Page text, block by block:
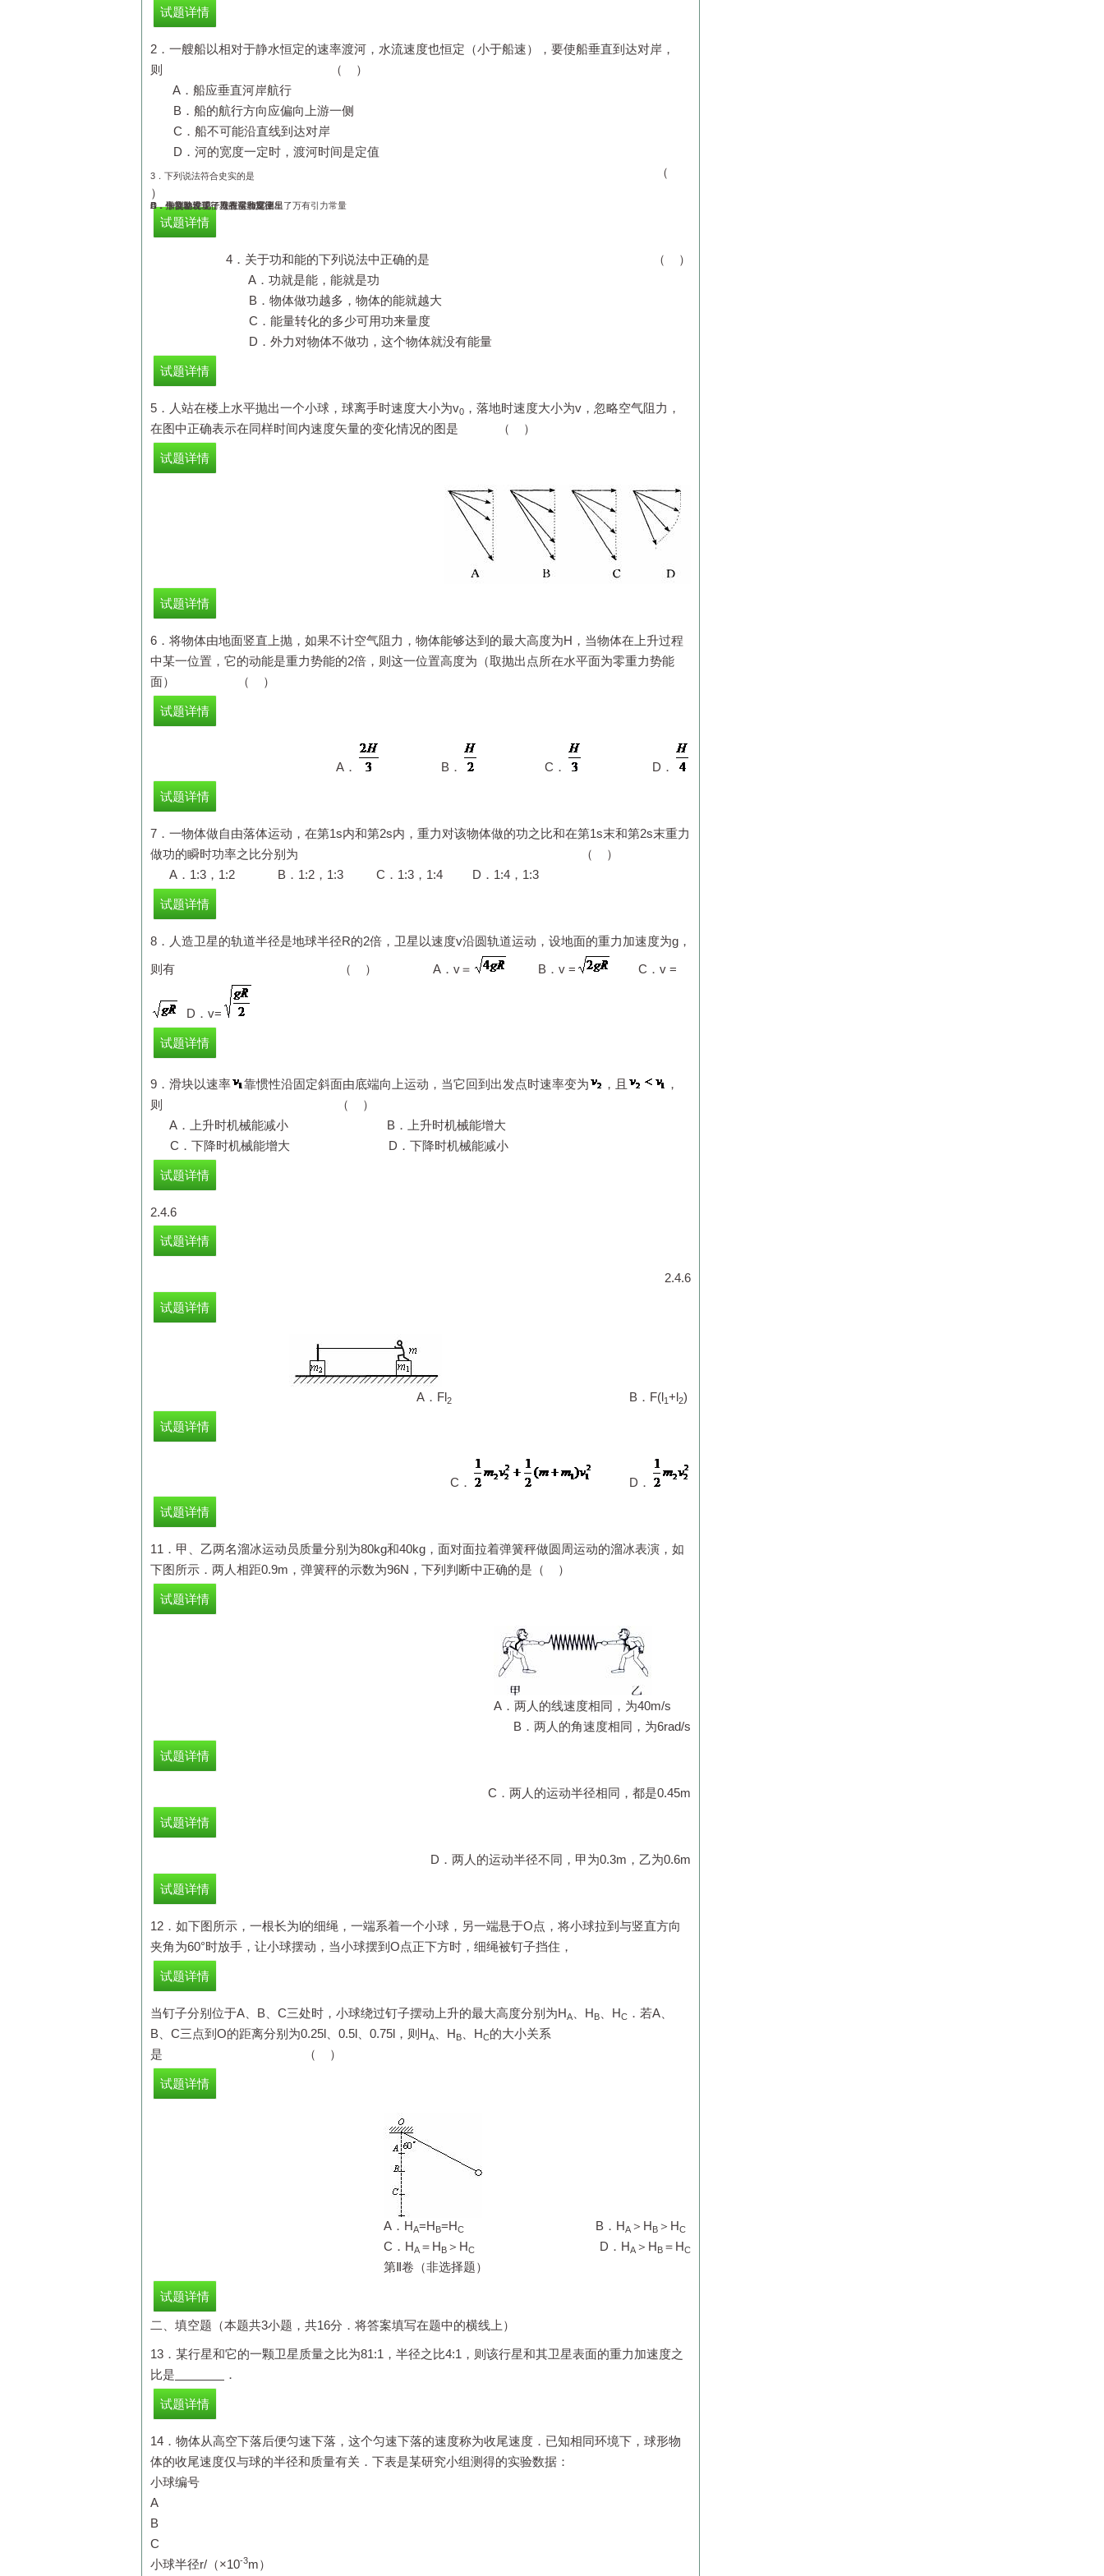
试题详情
2．一艘船以相对于静水恒定的速率渡河，水流速度也恒定（小于船速），要使船垂直到达对岸，
则 （ ）
A．船应垂直河岸航行
B．船的航行方向应偏向上游一侧
C．船不可能沿直线到达对岸
D．河的宽度一定时，渡河时间是定值
3 ．下列说法符合史实的是
（
）
A．牛顿发现了行星的运动规律
B．开普勒发现了万有引力定律
C．伽利略发现了海王星和冥王星
D．卡文迪许第一次在实验室测出了万有引力常量
试题详情
4．关于功和能的下列说法中正确的是 （ ）
A．功就是能，能就是功
B．物体做功越多，物体的能就越大
C．能量转化的多少可用功来量度
D．外力对物体不做功，这个物体就没有能量
试题详情
5．人站在楼上水平抛出一个小球，球离手时速度大小为v0 ，落地时速度大小为v，忽略空气阻力，
在图中正确表示在同样时间内速度矢量的变化情况的图是 （ ）
试题详情
试题详情
6．将物体由地面竖直上抛，如果不计空气阻力，物体能够达到的最大高度为H，当物体在上升过程
中某一位置，它的动能是重力势能的2倍，则这一位置高度为（取抛出点所在水平面为零重力势能
面） （ ）
试题详情
A． B． C． D．
试题详情
7．一物体做自由落体运动，在第1s内和第2s内，重力对该物体做的功之比和在第1s末和第2s末重力
做功的瞬时功率之比分别为 （ ）
A．1:3，1:2 B．1:2，1:3 C．1:3，1:4 D．1:4，1:3
试题详情
8．人造卫星的轨道半径是地球半径R的2倍，卫星以速度v沿圆轨道运动，设地面的重力加速度为g ，
则有 （ ） A． v＝ B． v = C． v =
D． v=
试题详情
9．滑块以速率 靠惯性沿固定斜面由底端向上运动，当它回到出发点时速率变为 ，且
，
则 （ ）
A．上升时机械能减小 B．上升时机械能增大
C．下降时机械能增大 D．下降时机械能减小
试题详情
2.4.6
试题详情
2.4.6
试题详情
A．Fl2 B．F(l1+l2)
试题详情
C． D．
试题详情
11．甲、乙两名溜冰运动员质量分别为80kg和40kg ，面对面拉着弹簧秤做圆周运动的溜冰表演，如
下图所示．两人相距0.9m ，弹簧秤的示数为96N，下列判断中正确的是（ ）
试题详情
A．两人的线速度相同，为40m/s
B．两人的角速度相同，为6rad/s
试题详情
C．两人的运动半径相同，都是0.45m
试题详情
D．两人的运动半径不同，甲为0.3m ，乙为0.6m
试题详情
12．如下图所示，一根长为l的细绳，一端系着一个小球，另一端悬于O点，将小球拉到与竖直方向
夹角为60°时放手，让小球摆动，当小球摆到 O点正下方时，细绳被钉子挡住，
试题详情
当钉子分别位于A B C三处时，小球绕过钉子摆动上升的最大高度分别为HA HB HC ．若A
B
C三点到 O的距离分别为0.25l 0.5l 0.75l ，则 HA HB HC的大小关系
是 （ ）
试题详情
A． HA=HB=HC B． HA ＞ HB ＞ HC
C． HA ＝ HB ＞ HC D． HA ＞ HB ＝ HC
第Ⅱ卷（非选择题）
试题详情
二、填空题（本题共3小题，共16分．将答案填写在题中的横线上）
13．某行星和它的一颗卫星质量之比为81:1，半径之比4:1，则该行星和其卫星表面的重力加速度之
比是
．
试题详情
14．物体从高空下落后便匀速下落，这个匀速下落的速度称为收尾速度．已知相同环境下，球形物
体的收尾速度仅与球的半径和质量有关．下表是某研究小组测得的实验数据：
小球编号
A
B
C
小球半径r/（×10-3m）